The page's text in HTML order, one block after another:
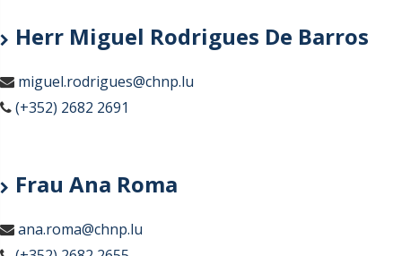
Herr Miguel Rodrigues De Barros
miguel.rodrigues@chnp.lu
(+352) 2682 2691
Frau Ana Roma
ana.roma@chnp.lu